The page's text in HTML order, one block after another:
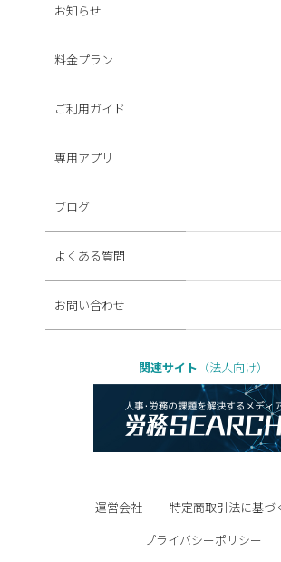
お知らせ
料金プラン
ご利用ガイド
専用アプリ
ブログ
よくある質問
お問い合わせ
関連サイト （法人向け）
運営会社
特定商取引法に基づ
プライバシーポリシー